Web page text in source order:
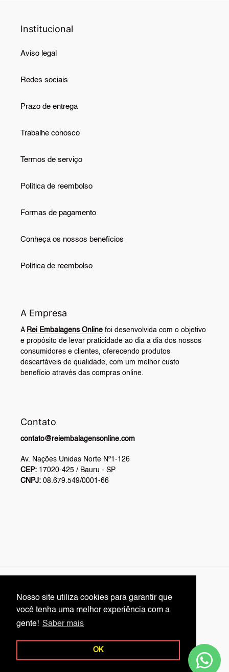
Nosso site utiliza cookies para garantir que
você tenha uma melhor experiência com a
gente! Saber mais
OK
Nosso site utiliza cookies para garantir que
você tenha uma melhor experiência com a
gente! Saber mais
OK
Institucional
Aviso legal
Redes sociais
Prazo de entrega
Trabalhe conosco
Termos de serviço
Política de reembolso
Formas de pagamento
Conheça os nossos benefícios
Política de reembolso
A Empresa
A Rei Embalagens Online foi desenvolvida com o objetivo
e propósito de levar praticidade ao dia a dia dos nossos
consumidores e clientes, oferecendo produtos
descartáveis de qualidade, com um melhor custo
benefício através das compras online.
Contato
contato@reiembalagensonline.com
Av. Nações Unidas Norte Nº1-126
CEP: 17020-425 / Bauru - SP
CNPJ: 08.679.549/0001-66
A
N
U
A
English
Facebook
Rei Embalagens Online